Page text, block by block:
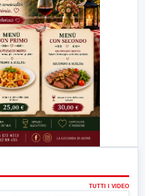
TUTTI I VIDEO